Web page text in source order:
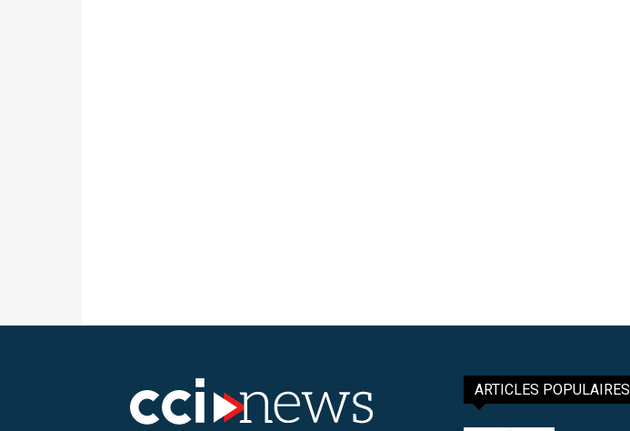
ARTICLES POPULAIRES